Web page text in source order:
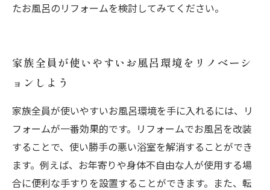
たお風呂のリフォームを検討してみてください。
家族全員が使いやすいお風呂環境をリノベーシ
ョンしよう
家族全員が使いやすいお風呂環境を手に入れるには、リ
フォームが一番効果的です。リフォームでお風呂を改装
することで、使い勝手の悪い浴室を解消することができ
ます。例えば、お年寄りや身体不自由な人が使用する場
合に便利な手すりを設置することができます。また、転